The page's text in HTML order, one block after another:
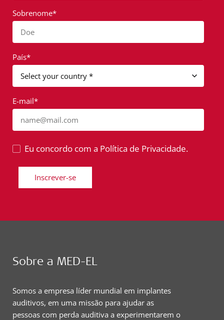
Sobrenome*
Doe
País*
E-mail*
name@mail.com
Eu concordo com a Política de Privacidade.
Inscrever-se
Sobre a MED-EL
Somos a empresa líder mundial em implantes
auditivos, em uma missão para ajudar as
pessoas com perda auditiva a experimentarem o